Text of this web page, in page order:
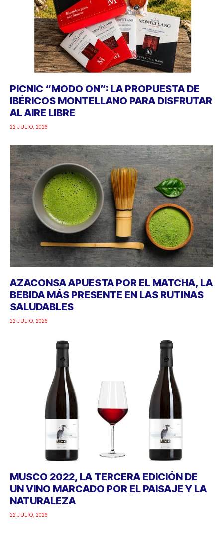
PICNIC “MODO ON”: LA PROPUESTA DE
IBÉRICOS MONTELLANO PARA DISFRUTAR
AL AIRE LIBRE
22 JULIO, 2026
AZACONSA APUESTA POR EL MATCHA, LA
BEBIDA MÁS PRESENTE EN LAS RUTINAS
SALUDABLES
22 JULIO, 2026
MUSCO 2022, LA TERCERA EDICIÓN DE
UN VINO MARCADO POR EL PAISAJE Y LA
NATURALEZA
22 JULIO, 2026